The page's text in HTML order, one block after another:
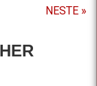
NESTE »